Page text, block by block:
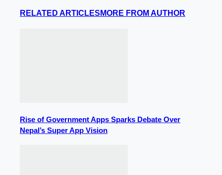
RELATED ARTICLES MORE FROM AUTHOR
Rise of Government Apps Sparks Debate Over
Nepal’s Super App Vision